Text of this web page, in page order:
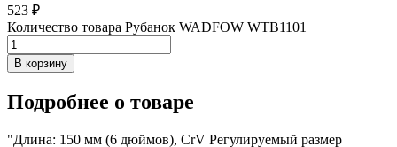
523 ₽
Количество товара Рубанок WADFOW WTB1101
В корзину
Подробнее о товаре
"Длина: 150 мм (6 дюймов), CrV Регулируемый размер